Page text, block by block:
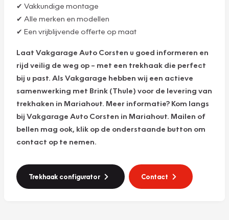
✔ Vakkundige montage
✔ Alle merken en modellen
✔ Een vrijblijvende offerte op maat
Laat Vakgarage Auto Corsten u goed informeren en
rijd veilig de weg op – met een trekhaak die perfect
bij u past. Als Vakgarage hebben wij een actieve
samenwerking met Brink (Thule) voor de levering van
trekhaken in Mariahout. Meer informatie? Kom langs
bij Vakgarage Auto Corsten in Mariahout. Mailen of
bellen mag ook, klik op de onderstaande button om
contact op te nemen.
Trekhaak configurator Contact